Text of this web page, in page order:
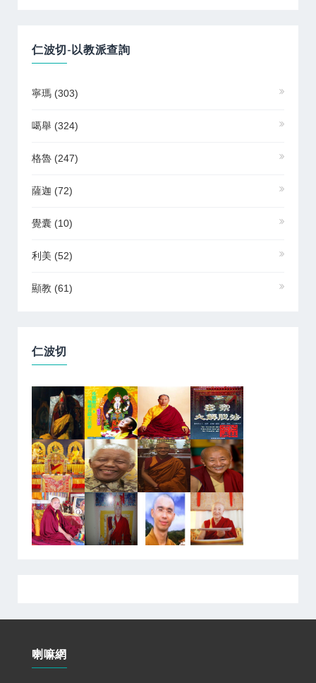
仁波切-以教派查詢
寧瑪 (303)
噶舉 (324)
格魯 (247)
薩迦 (72)
覺囊 (10)
利美 (52)
顯教 (61)
仁波切
喇嘛網